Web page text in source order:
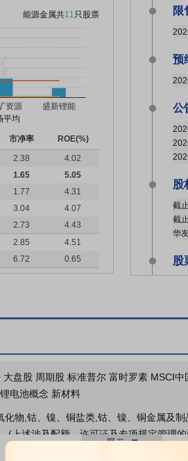
能源金属共11只股票
平均
市净率
ROE(%)
2.38
4.02
1.65
5.05
1.77
4.31
3.04
4.07
2.73
4.43
2.85
4.51
6.72 0.65
限
预
公
股
股
盘股 周期股 标准普尔 富时罗素 MSCI
电池概念 新材料
物,钴、镍、铜盐类,钴、镍、铜金属及
(上述涉及配额、许可证及专项规定管理